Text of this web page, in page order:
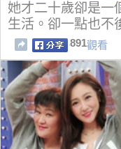
她才二十歲卻是一
生活。卻一點也不
891觀看